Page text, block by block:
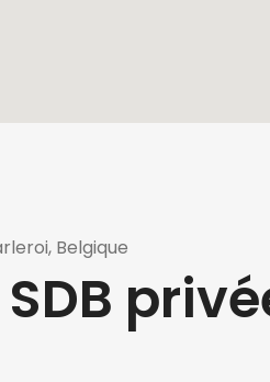
Belgique